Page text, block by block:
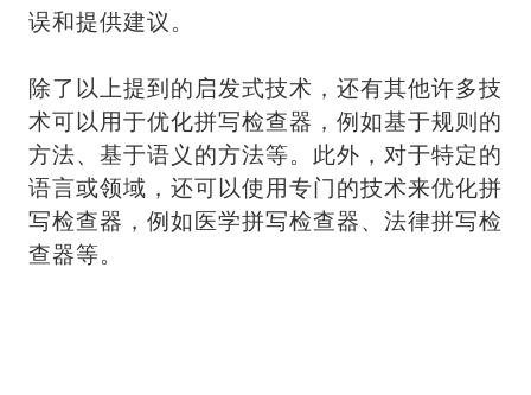
误和提供建议。
除了以上提到的启发式技术，还有其他许多技
术可以用于优化拼写检查器，例如基于规则的
方法、基于语义的方法等。此外，对于特定的
语言或领域，还可以使用专门的技术来优化拼
写检查器，例如医学拼写检查器、法律拼写检
查器等。